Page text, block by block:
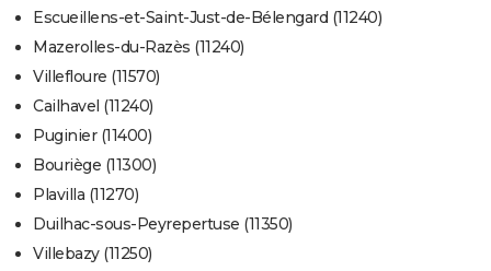
Escueillens-et-Saint-Just-de-Bélengard (11240)
Mazerolles-du-Razès (11240)
Villefloure (11570)
Cailhavel (11240)
Puginier (11400)
Bouriège (11300)
Plavilla (11270)
Duilhac-sous-Peyrepertuse (11350)
Villebazy (11250)